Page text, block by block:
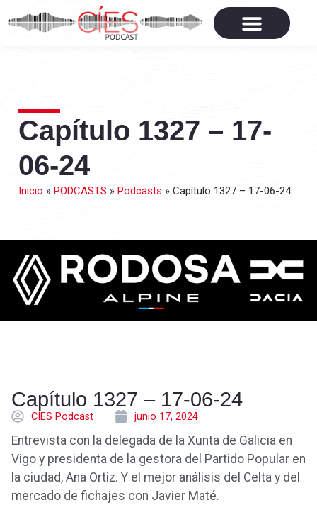
Capítulo 1327 – 17-
06-24
Inicio » PODCASTS » Podcasts » Capítulo 1327 – 17-06-24
Capítulo 1327 – 17-06-24
CÍES Podcast junio 17, 2024
Entrevista con la delegada de la Xunta de Galicia en
Vigo y presidenta de la gestora del Partido Popular en
la ciudad, Ana Ortiz. Y el mejor análisis del Celta y del
mercado de fichajes con Javier Maté.